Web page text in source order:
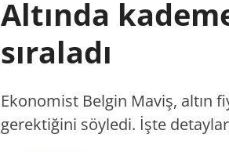
Altında
sıraladı
Ekonomist Belgin Maviş, altın
gerektiğini söyledi. İşte